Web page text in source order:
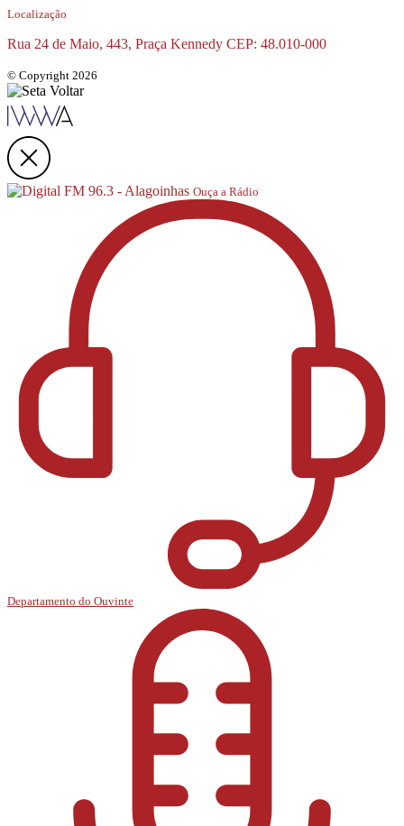
Localização
Rua 24 de Maio, 443, Praça Kennedy CEP: 48.010-000
© Copyright 2026
Ouça a Rádio
Departamento do Ouvinte